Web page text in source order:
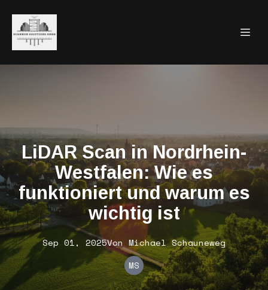
LiDAR Scan in Nordrhein-
Westfalen: Wie es
funktioniert und warum es
wichtig ist
Sep 01, 2025Von Michael Schauneweg
MS